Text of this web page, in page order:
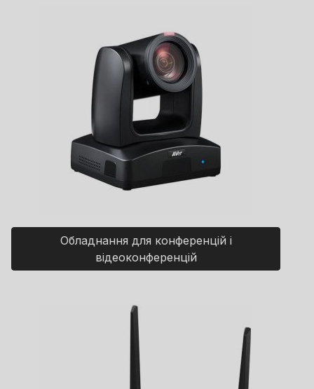
Обладнання для конференцій і
відеоконференцій